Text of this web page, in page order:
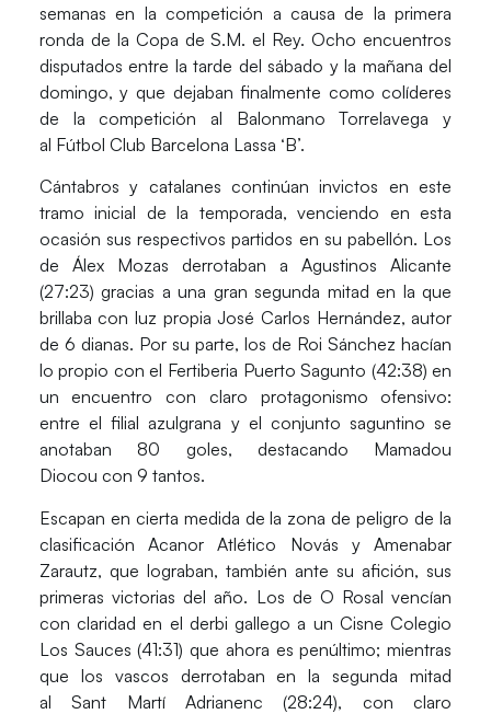
semanas en la competición a causa de la primera
ronda de la Copa de S.M. el Rey. Ocho encuentros
disputados entre la tarde del sábado y la mañana del
domingo, y que dejaban finalmente como colíderes
de la competición al Balonmano Torrelavegay
al Fútbol Club Barcelona Lassa ‘B’.
Cántabros y catalanes continúan invictos en este
tramo inicial de la temporada, venciendo en esta
ocasión sus respectivos partidos en su pabellón. Los
de Álex Mozas derrotaban aAgustinos Alicante
(27:23) gracias a una gran segunda mitad en la que
brillaba con luz propiaJosé Carlos Hernández, autor
de 6 dianas. Por su parte, los de Roi Sánchez hacían
lo propio con el Fertiberia Puerto Sagunto (42:38) en
un encuentro con claro protagonismo ofensivo:
entre el filial azulgrana y el conjunto saguntino se
anotaban 80 goles, destacando Mamadou
Diocou con 9 tantos.
Escapan en cierta medida de la zona de peligro de la
clasificaciónAcanor Atlético Novás yAmenabar
Zarautz, que lograban, también ante su afición, sus
primeras victorias del año. Los de O Rosal vencían
con claridad en el derbi gallego a un Cisne Colegio
Los Sauces (41:31) que ahora es penúltimo; mientras
que los vascos derrotaban en la segunda mitad
alSant Martí Adrianenc (28:24), con claro